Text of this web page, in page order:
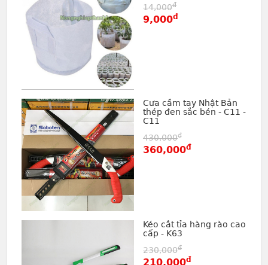
14,000đ
9,000đ
Cưa cầm tay Nhật Bản
thép đen sắc bén - C11 -
C11
430,000đ
360,000đ
Kéo cắt tỉa hàng rào cao
cấp - K63
230,000đ
210,000đ